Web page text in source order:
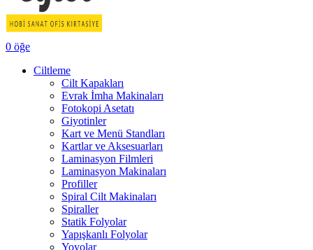
0 öğe
Ciltleme
Cilt Kapakları
Evrak İmha Makinaları
Fotokopi Asetatı
Giyotinler
Kart ve Menü Standları
Kartlar ve Aksesuarları
Laminasyon Filmleri
Laminasyon Makinaları
Profiller
Spiral Cilt Makinaları
Spiraller
Statik Folyolar
Yapışkanlı Folyolar
Yoyolar